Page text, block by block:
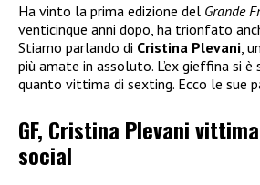
Ha vinto la prima edizione del Grande
venticinque anni dopo, ha trionfato
Stiamo parlando di Cristina Plevani ,
più amate in assoluto. L’ex gieffina si
quanto vittima di sexting. Ecco le sue
GF, Cristina Plevani
social